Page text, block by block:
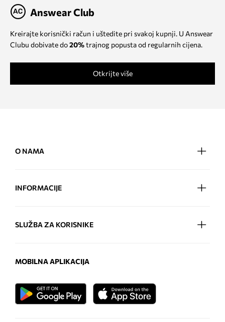
Answear Club
Kreirajte korisnički račun i uštedite pri svakoj kupnji. U Answear
Clubu dobivate do20%trajnog popusta od regularnih cijena.
Otkrijte više
O NAMA
INFORMACIJE
SLUŽBA ZA KORISNIKE
MOBILNA APLIKACIJA